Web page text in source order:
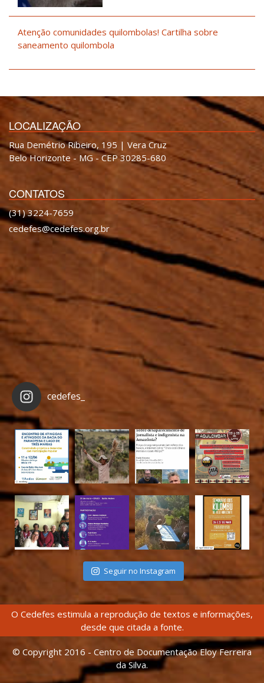
Atenção comunidades quilombolas! Cartilha sobre
saneamento quilombola
LOCALIZAÇÃO
Rua Demétrio Ribeiro, 195 | Vera Cruz
Belo Horizonte - MG - CEP 30285-680
CONTATOS
(31) 3224-7659
cedefes@cedefes.org.br
cedefes_
Seguir no Instagram
O Cedefes estimula a reprodução de textos e informações,
desde que citada a fonte.
© Copyright 2016 - Centro de Documentação Eloy Ferreira
da Silva.